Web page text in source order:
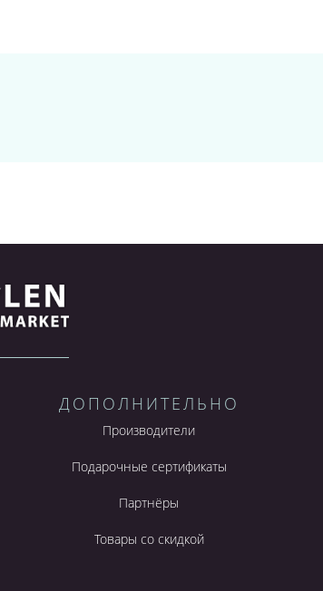
ДОПОЛНИТЕЛЬНО
Производители
Подарочные сертификаты
Партнёры
Товары со скидкой